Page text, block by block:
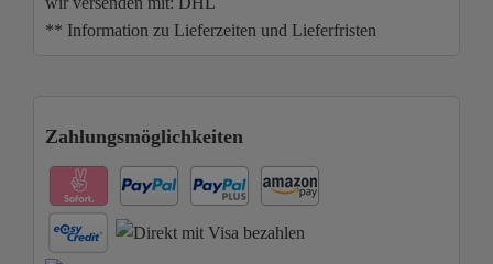
** Information zu Lieferzeiten und Lieferfristen
Zahlungsmöglichkeiten